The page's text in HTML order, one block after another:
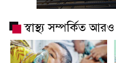
স্বাস্থ্য সম্পর্কিত আরও